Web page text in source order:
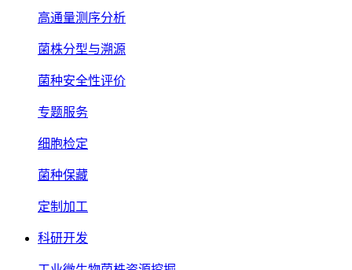
高通量测序分析
菌株分型与溯源
菌种安全性评价
专题服务
细胞检定
菌种保藏
定制加工
科研开发